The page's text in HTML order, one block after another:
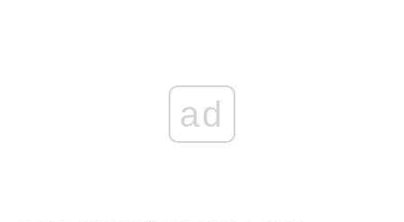
ad